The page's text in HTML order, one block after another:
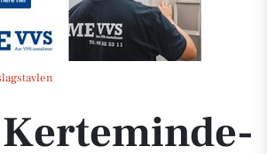
Munkebo præsenterer Lilje-sommerhus fra 2019